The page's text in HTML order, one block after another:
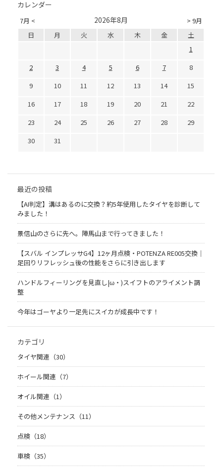
カレンダー
7月 < > 9月
2026年8月
日 月 火 水 木 金
土
1
2
3 4 5 6 7
8
9
10 11 12 13 14
15
16
17 18 19 20 21
22
23
24 25 26 27 28
29
30
31
最近の投稿
【AI判定】溝はあるのに交換？約5年使用したタイヤを診断して
みました！
景信山のさらに先へ。陣馬山まで行ってきました！
【スバル インプレッサG4】12ヶ月点検・POTENZA RE005交換｜
足回りリフレッシュ後の性能をさらに引き出します
ハンドルフィーリングを見直し|ω・)スイフトのアライメント調
整
今年はゴーヤより一足先にスイカが成長中です！
カテゴリ
タイヤ関連（30）
ホイール関連（7）
オイル関連（1）
その他メンテナンス（11）
点検（18）
車検（35）